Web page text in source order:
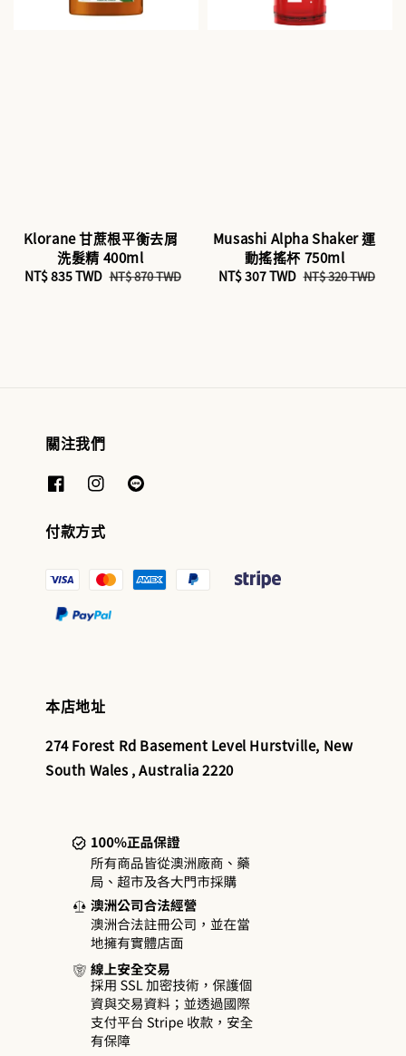
Klorane 甘蔗根平衡去屑
洗髮精 400ml
Sale
NT$ 835 TWD Regular
NT$ 870 TWD
Musashi Alpha Shaker 運
動搖搖杯 750ml
Sale
NT$ 307 TWD Regular
NT$ 320 TWD
關注我們
付款方式
本店地址
274 Forest Rd Basement Level Hurstville, New
South Wales , Australia 2220